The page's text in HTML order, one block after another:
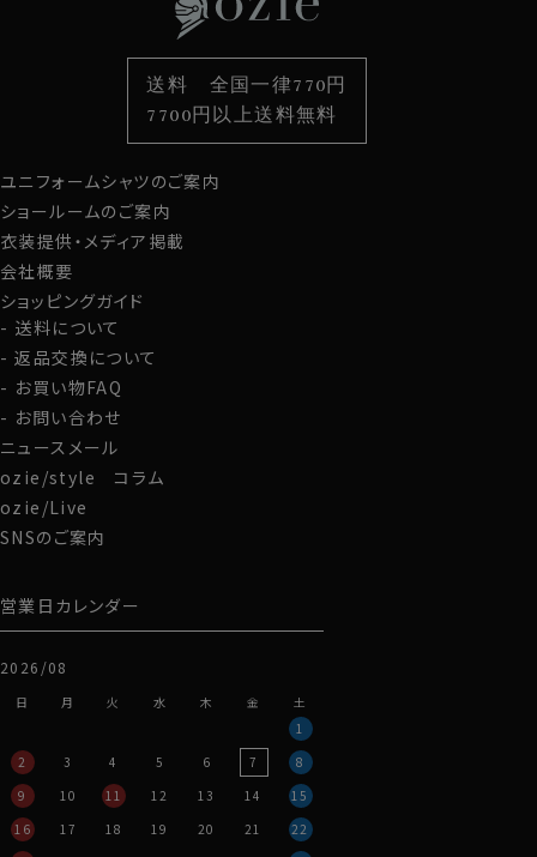
袖・カフス型から選ぶ
色から選ぶ
柄から選ぶ
スタイルから選ぶ
カジュアルシャツ
定番シャツ
カフスボタン
サスペンダー
財布・名刺入れ
バッグ
ストール・マフラー
グローブ
ユニフォームシャツのご案内
ショールームのご案内
衣装提供・メディア掲載
会社概要
ショッピングガイド
送料について
返品交換について
お買い物FAQ
お問い合わせ
ニュースメール
ozie/style コラム
ozie/Live
SNSのご案内
営業日カレンダー
2026/08
日 月 火 水 木 金
土
1
2
3 4 5 6 7
8
9
10 11 12 13 14
15
16
17 18 19 20 21
22
送料 全国一律770円
7700円以上送料無料